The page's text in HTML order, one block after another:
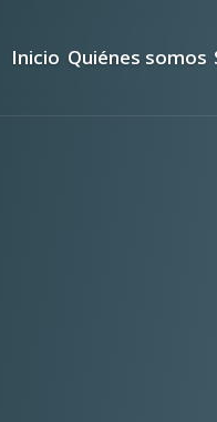
Inicio Quiénes somos